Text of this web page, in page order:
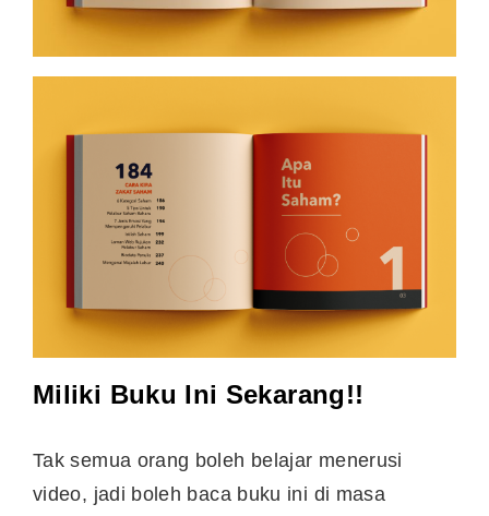
Miliki Buku Ini Sekarang!!
Tak semua orang boleh belajar menerusi
video, jadi boleh baca buku ini di masa